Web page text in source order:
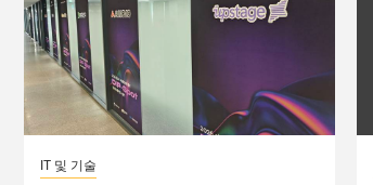
IT 및 기술